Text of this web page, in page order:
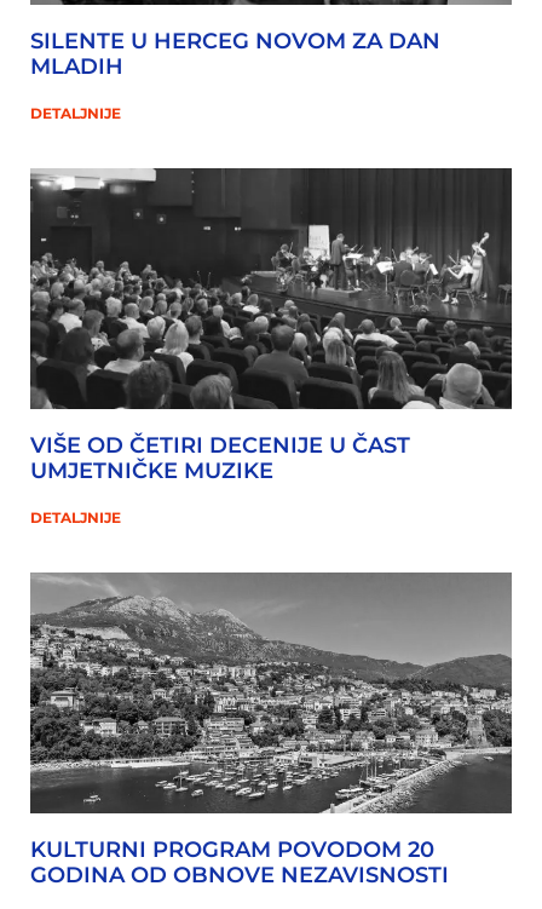
SILENTE U HERCEG NOVOM ZA DAN
MLADIH
DETALJNIJE
VIŠE OD ČETIRI DECENIJE U ČAST
UMJETNIČKE MUZIKE
DETALJNIJE
KULTURNI PROGRAM POVODOM 20
GODINA OD OBNOVE NEZAVISNOSTI